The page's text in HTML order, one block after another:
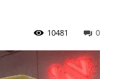
0
10481